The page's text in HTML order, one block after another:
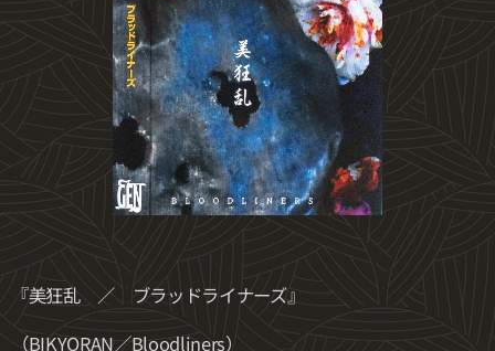
『美狂乱 ／ ブラッドライナーズ』
（BIKYORAN／Bloodliners）